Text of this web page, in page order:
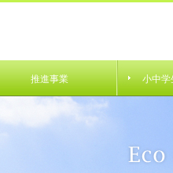
推進事業 小中学